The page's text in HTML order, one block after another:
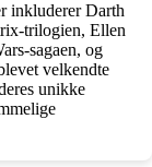
inkluderer Darth
trilogien, Ellen
sagaen, og
velkendte
unikke